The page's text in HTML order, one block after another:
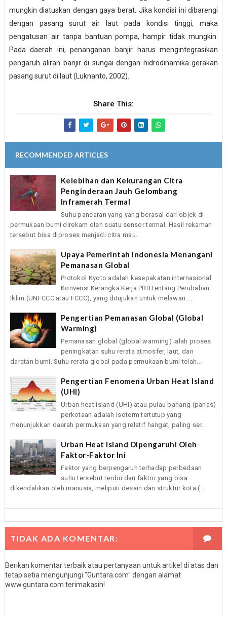
mungkin diatuskan dengan gaya berat. Jika kondisi ini dibarengi
dengan pasang surut air laut pada kondisi tinggi, maka
pengatusan air tanpa bantuan pompa, hampir tidak mungkin.
Pada daerah ini, penanganan banjir harus mengintegrasikan
pengaruh aliran banjir di sungai dengan hidrodinamika gerakan
pasang surut di laut (Luknanto, 2002).
Share This:
RECOMMENDED ARTICLES
Kelebihan dan Kekurangan Citra
Penginderaan Jauh Gelombang
Inframerah Termal
Suhu pancaran yang yang berasal dari objek di
permukaan bumi direkam oleh suatu sensor termal. Hasil rekaman
tersebut bisa diproses menjadi citra mau...
Upaya Pemerintah Indonesia Menangani
Pemanasan Global
Protokol Kyoto adalah kesepakatan internasional
Konvensi Kerangka Kerja PBB tentang Perubahan
Iklim (UNFCCC atau FCCC), yang ditujukan untuk melawan ...
Pengertian Pemanasan Global (Global
Warming)
Pemanasan global (global warming) ialah proses
peningkatan suhu rerata atmosfer, laut, dan
daratan bumi. Suhu rerata global pada permukaan bumi telah...
Pengertian Fenomena Urban Heat Island
(UHI)
Urban heat island (UHI) atau pulau bahang (panas)
perkotaan adalah isoterm tertutup yang
menunjukkan daerah permukaan yang relatif hangat, paling ser...
Urban Heat Island Dipengaruhi Oleh
Faktor-Faktor Ini
Faktor yang berpengaruh terhadap perbedaan
suhu tersebut terdiri dari faktor yang bisa
dikendalikan oleh manusia, meliputi desain dan struktur kota (...
TIDAK ADA KOMENTAR:
Berikan komentar terbaik atau pertanyaan untuk artikel di atas dan
tetap setia mengunjungi "Guntara.com" dengan alamat
www.guntara.com terimakasih!